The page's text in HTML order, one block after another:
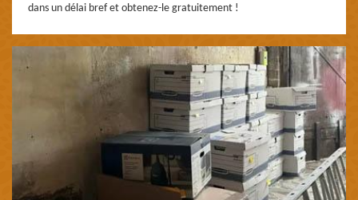
dans un délai bref et obtenez-le gratuitement !